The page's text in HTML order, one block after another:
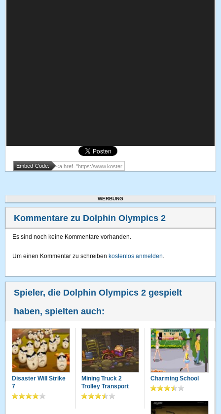
Embed-Code:
WERBUNG
Kommentare zu Dolphin Olympics 2
Es sind noch keine Kommentare vorhanden.
Um einen Kommentar zu schreiben kostenlos anmelden.
Spieler, die Dolphin Olympics 2 gespielt
haben, spielten auch:
Disaster Will Strike
7
Mining Truck 2
Trolley Transport
Charming School